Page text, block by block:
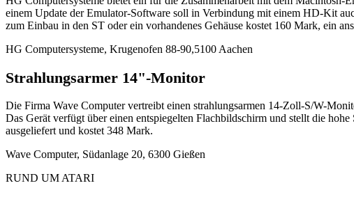
einem Update der Emulator-Software soll in Verbindung mit einem HD-Kit
zum Einbau in den ST oder ein vorhandenes Gehäuse kostet 160 Mark, ein
HG Computersysteme, Krugenofen 88-90,5100 Aachen
Strahlungsarmer 14"-Monitor
Die Firma Wave Computer vertreibt einen strahlungsarmen 14-Zoll-S/W-
Das Gerät verfügt über einen entspiegelten Flachbildschirm und stellt die
ausgeliefert und kostet 348 Mark.
Wave Computer, Südanlage 20, 6300 Gießen
RUND UM ATARI